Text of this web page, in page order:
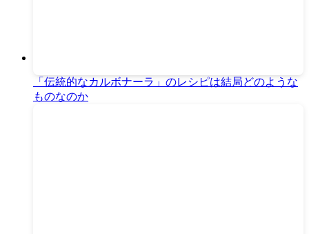
「伝統的なカルボナーラ」のレシピは結局どのような
ものなのか